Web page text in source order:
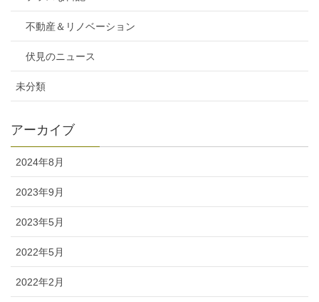
不動産＆リノベーション
伏見のニュース
未分類
アーカイブ
2024年8月
2023年9月
2023年5月
2022年5月
2022年2月